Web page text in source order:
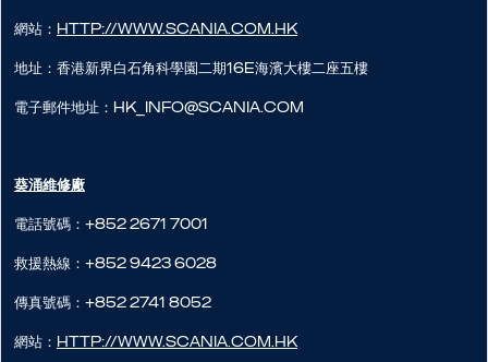
網站： http://www.scania.com.hk
地址：香港新界白石角科學園二期16E海濱大樓二座五樓
電子郵件地址：hk_info@scania.com
葵涌維修廠
電話號碼：+852 2671 7001
救援熱線：+852 9423 6028
傳真號碼：+852 2741 8052
網站： http://www.scania.com.hk